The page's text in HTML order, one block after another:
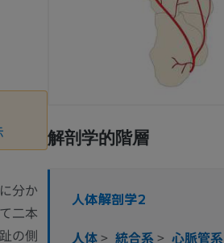
に分か
二本
の側
解剖学的階層
人体解剖学2
人体> 統合系> 心脈管系